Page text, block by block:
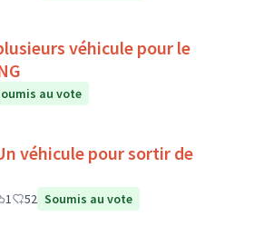
véhicule pour le
au vote
véhicule pour sortir de
1 52 Soumis au vote